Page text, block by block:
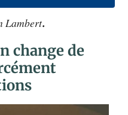
Lambert.
change de